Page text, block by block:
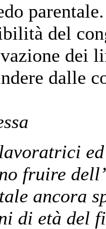
del
dei
dalle
fruire
ancora
di età del